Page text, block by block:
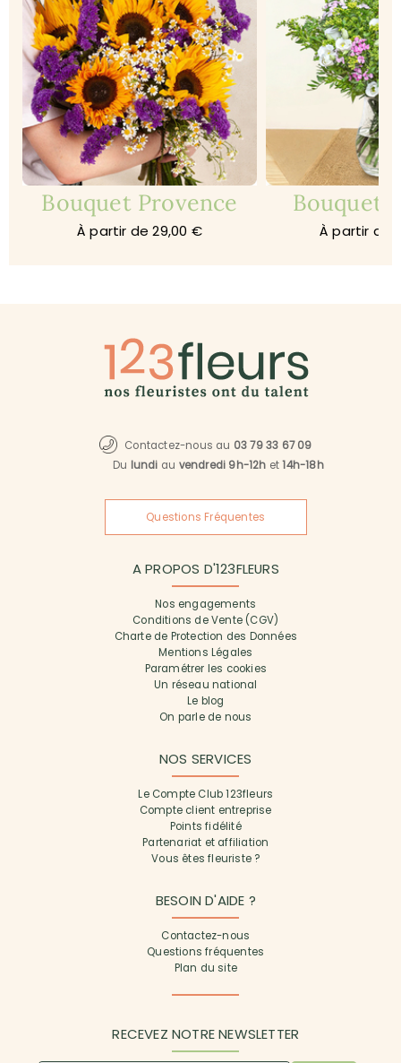
Bouquet Provence
À partir de 29,00 €
Bouquet
À partir de
Contactez-nous au 03 79 33 67 09
Du lundi au vendredi 9h-12h et14h-18h
Questions Fréquentes
A PROPOS D'123FLEURS
Nos engagements
Conditions de Vente (CGV)
Charte de Protection des Données
Mentions Légales
Paramétrer les cookies
Un réseau national
Le blog
On parle de nous
NOS SERVICES
Le Compte Club 123fleurs
Compte client entreprise
Points fidélité
Partenariat et affiliation
Vous êtes fleuriste ?
BESOIN D'AIDE ?
Contactez-nous
Questions fréquentes
Plan du site
RECEVEZ NOTRE NEWSLETTER